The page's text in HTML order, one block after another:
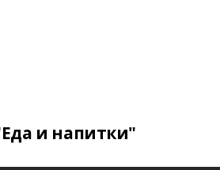
и напитки"